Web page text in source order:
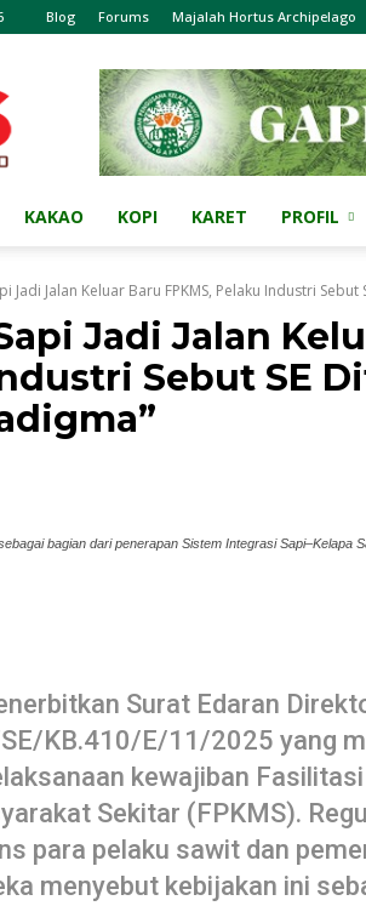
Blog Forums Majalah Hortus Archipelago
KAKAO KOPI KARET PROFIL
Jadi Jalan Keluar Baru FPKMS, Pelaku Industri Sebut
Jadi Jalan
Sebut SE
bagian dari penerapan Sistem Integrasi Sapi–Kelapa
Surat Edaran
KB.410/E/11/2025 yang
kewajiban Fasilitasi
Sekitar (FPKMS).
para pelaku sawit dan
menyebut kebijakan ini